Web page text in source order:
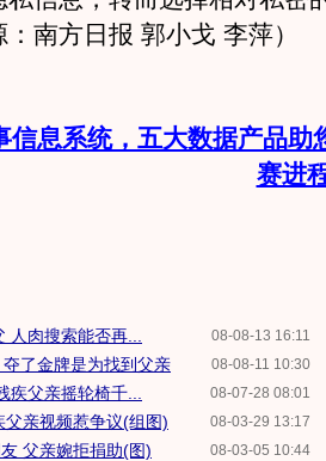
南方日报 郭小戈 李萍）
信息系统，五大数据产品助
赛进
08-08-13 16:11
肉搜索能否再...
08-08-11 10:30
了金牌是为找到父亲
08-07-28 08:01
父亲摇轮椅千...
08-03-29 13:17
亲视频惹争议(组图)
08-03-05 10:44
父亲婉拒捐助(图)